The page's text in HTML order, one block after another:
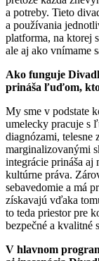
a potreby. Tieto
a používania
platforma, na ktorej
ale aj ako vnímame
Ako funguje
prináša ľuďom,
My sme v podstate
umelecky pracuje s
diagnózami, telesne
marginalizovanými
integrácie prináša
kultúrne práva.
sebavedomie a má
získavajú vďaka
to teda priestor pre
bezpečné a kvalitné
V hlavnom